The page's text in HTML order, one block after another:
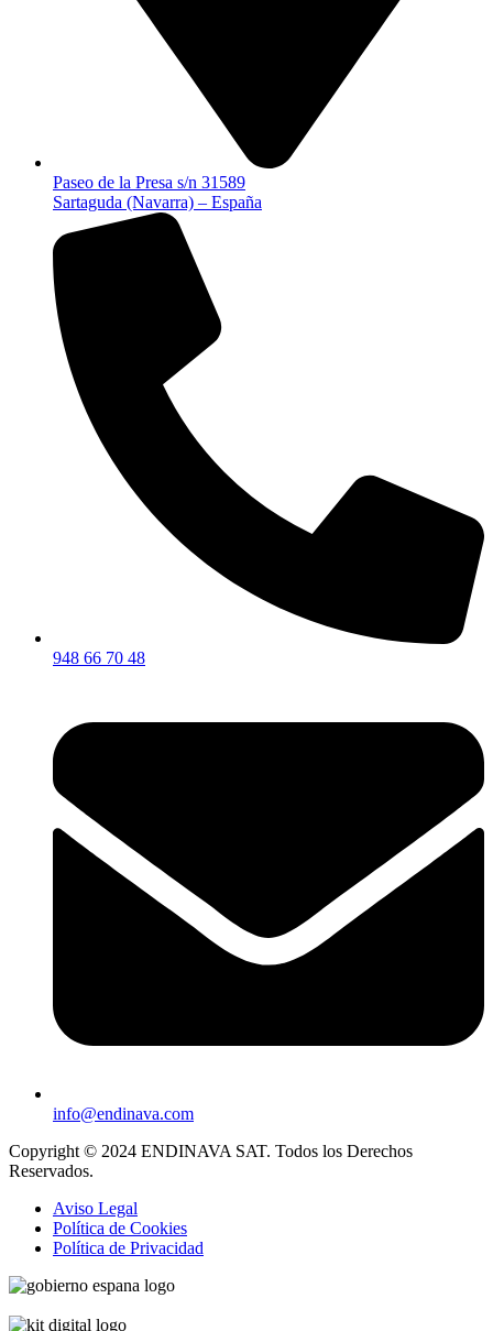
Paseo de la Presa s/n 31589
Sartaguda (Navarra) – España
948 66 70 48
info@endinava.com
Copyright © 2024 ENDINAVA SAT. Todos los Derechos
Reservados.
Aviso Legal
Política de Cookies
Política de Privacidad